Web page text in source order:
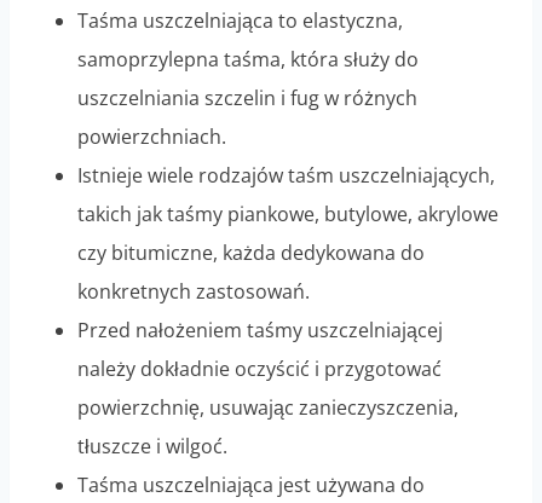
Taśma uszczelniająca to elastyczna,
samoprzylepna taśma, która służy do
uszczelniania szczelin i fug w różnych
powierzchniach.
Istnieje wiele rodzajów taśm uszczelniających,
takich jak taśmy piankowe, butylowe, akrylowe
czy bitumiczne, każda dedykowana do
konkretnych zastosowań.
Przed nałożeniem taśmy uszczelniającej
należy dokładnie oczyścić i przygotować
powierzchnię, usuwając zanieczyszczenia,
tłuszcze i wilgoć.
Taśma uszczelniająca jest używana do